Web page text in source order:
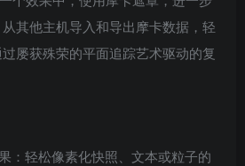
其他主机导入和导出摩卡数据，轻
屡获殊荣的平面追踪艺术驱动的复
：轻松像素化快照、文本或粒子的